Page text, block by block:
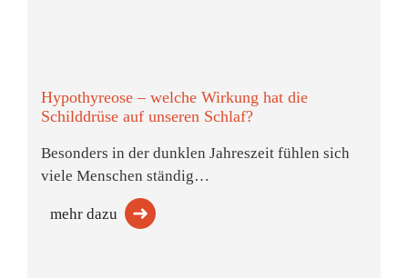
Hypothyreose – welche Wirkung hat die
Schilddrüse auf unseren Schlaf?
Besonders in der dunklen Jahreszeit fühlen sich
viele Menschen ständig…
mehr dazu